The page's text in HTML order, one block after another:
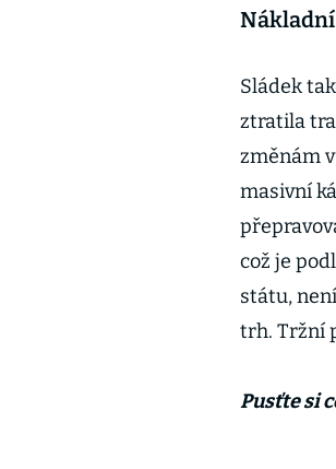
Sládek
ztratila
změnám
masivní
což je
státu,
trh. Tržní
Pusťte si